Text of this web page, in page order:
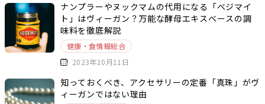
ナンプラーやヌックマムの代用になる「ベジマイ
ト」はヴィーガン？万能な酵母エキスベースの調
味料を徹底解説
健康・食情報総合
2023年10月11日
知っておくべき、アクセサリーの定番「真珠」がヴ
ィーガンではない理由